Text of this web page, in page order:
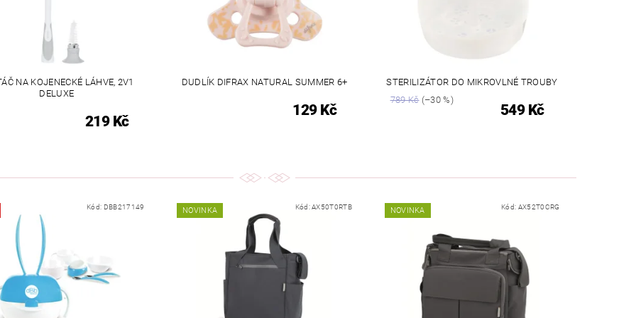
NA KOJENECKÉ LÁHVE, 2V1
DELUXE
219 Kč
DUDLÍK DIFRAX NATURAL SUMMER 6+
129 Kč
STERILIZÁTOR DO MIKROVLNÉ TROUBY
789 Kč(–30 %)
549 Kč
Kód: DBB217149 NOVINKA Kód:AX50T0RTB NOVINKA Kód: AX52T0CRG